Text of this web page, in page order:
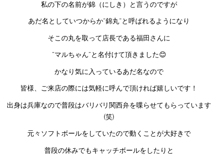
私の下の名前が錦（にしき）と言うのですが
あだ名としていつからか”錦丸”と呼ばれるようになり
そこの丸を取って店長である福田さんに
”マルちゃん”と名付けて頂きました😊
かなり気に入っているあだ名なので
皆様、ご来店の際には気軽に呼んで頂ければ嬉しいです！
出身は兵庫なので普段はバリバリ関西弁を喋らせてもらっています
(笑)
元々ソフトボールをしていたので動くことが大好きで
普段の休みでもキャッチボールをしたりと